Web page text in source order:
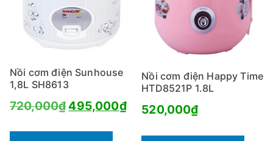
Nồi cơm điện Sunhouse
1,8L SH8613
720,000₫Giá
495,000₫Giá
Nồi cơm điện Happy Time
HTD8521P 1.8L
520,000₫